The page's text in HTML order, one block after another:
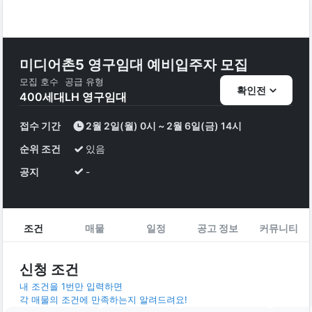
미디어촌5 영구임대 예비입주자 모집
모집 호수
400세대
공급 유형
LH 영구임대 확인전
접수 기간
2월 2일(월) 0시 ~ 2월 6일(금) 14시
순위 조건
있음
공지
-
조건 매물 일정 공고 정보 커뮤니티
신청 조건
내 조건을 1번만 입력하면
각 매물의 조건에 만족하는지 알려드려요!